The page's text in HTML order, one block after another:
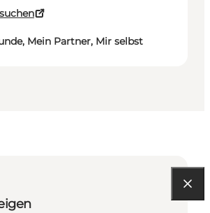
Mein Partner, Mir selbst